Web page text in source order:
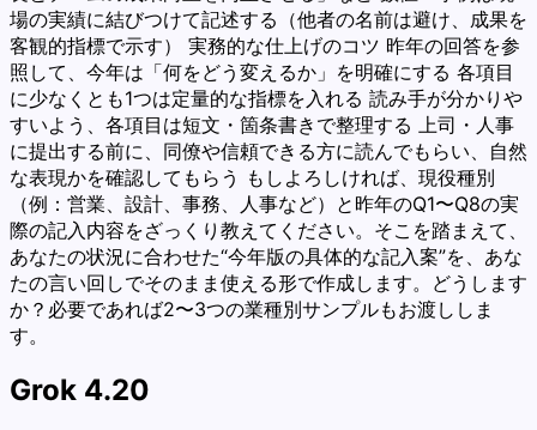
場の実績に結びつけて記述する（他者の名前は避け、成果を
客観的指標で示す） 実務的な仕上げのコツ 昨年の回答を参
照して、今年は「何をどう変えるか」を明確にする 各項目
に少なくとも1つは定量的な指標を入れる 読み手が分かりや
すいよう、各項目は短文・箇条書きで整理する 上司・人事
に提出する前に、同僚や信頼できる方に読んでもらい、自然
な表現かを確認してもらう もしよろしければ、現役種別
（例：営業、設計、事務、人事など）と昨年のQ1〜Q8の実
際の記入内容をざっくり教えてください。そこを踏まえて、
あなたの状況に合わせた“今年版の具体的な記入案”を、あな
たの言い回しでそのまま使える形で作成します。どうします
か？必要であれば2〜3つの業種別サンプルもお渡ししま
す。
Grok 4.20